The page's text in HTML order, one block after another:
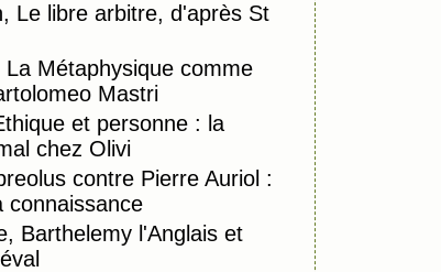
Le libre arbitre, d'après St
Métaphysique comme
Mastri
et personne : la
chez Olivi
contre Pierre Auriol :
connaissance
Barthelemy l'Anglais et